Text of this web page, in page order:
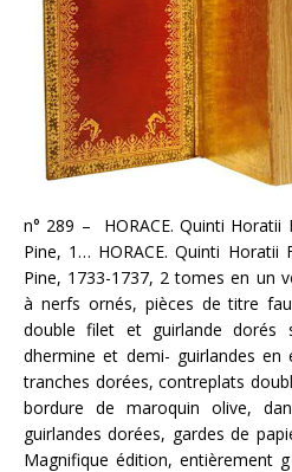
n° 289 – HORACE. Quinti Horatii
Pine, 1… HORACE. Quinti Horatii
Pine, 1733-1737, 2 tomes en un
à nerfs ornés, pièces de titre
double filet et guirlande dorés
dhermine et demi- guirlandes en
tranches dorées, contreplats
bordure de maroquin olive,
guirlandes dorées, gardes de
Magnifique édition, entièrement